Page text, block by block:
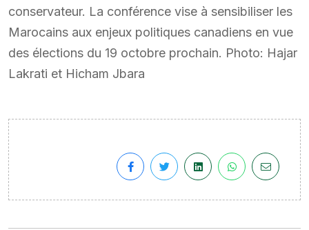
conservateur. La conférence vise à sensibiliser les
Marocains aux enjeux politiques canadiens en vue
des élections du 19 octobre prochain. Photo: Hajar
Lakrati et Hicham Jbara